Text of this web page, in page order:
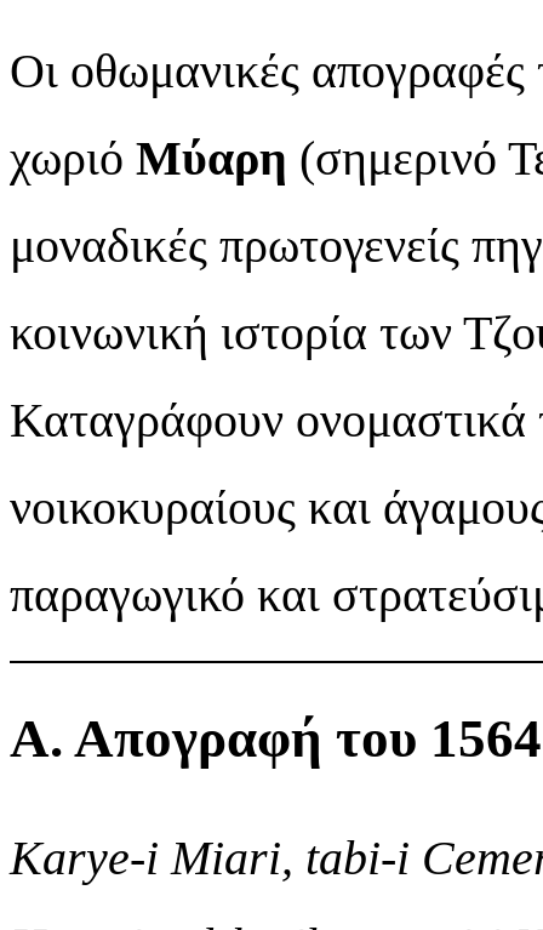
Οι οθωμανικές
χωριό Μύαρη (σημερινό
μοναδικές πρωτογενείς
κοινωνική ιστορία των
Καταγράφουν ονομαστικά
νοικοκυραίους και
παραγωγικό και
Α. Απογραφή του 1564
Karye-i Miari, tabi-i